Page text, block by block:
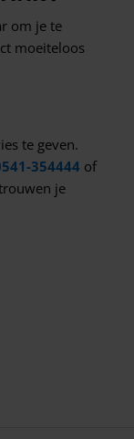
om je te
moeiteloos
te geven.
354444 of
je